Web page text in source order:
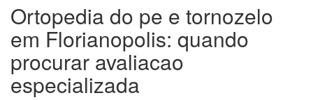
Ortopedia do pe e tornozelo
em Florianopolis: quando
procurar avaliacao
especializada